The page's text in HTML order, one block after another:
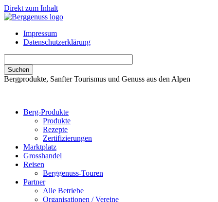
Direkt zum Inhalt
Impressum
Datenschutzerklärung
Bergprodukte, Sanfter Tourismus und Genuss aus den Alpen
Berg-Produkte
Produkte
Rezepte
Zertifizierungen
Marktplatz
Grosshandel
Reisen
Berggenuss-Touren
Partner
Alle Betriebe
Organisationen / Vereine